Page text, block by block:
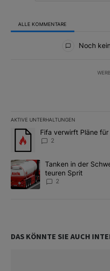
ALLE KOMMENTARE
Noch
AKTIVE UNTERHALTUNGEN
Das Folgende ist eine Liste
Ein Trendartikel mit dem
Fifa verwirft Pläne
2
Ein Trendartikel mit dem Titel
Tanken in der
teuren Sprit
2
DAS KÖNNTE SIE AUCH